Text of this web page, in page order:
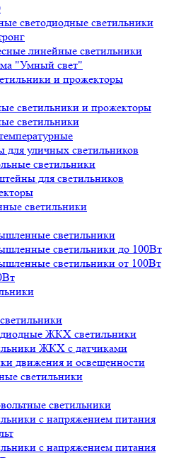
светодиодные светильники
линейные светильники
"Умный свет"
и прожекторы
светильники и прожекторы
светильники
для уличных светильников
светильники
для светильников
светильники
светильники
светильники до 100Вт
светильники от 100Вт
ЖКХ светильники
ЖКХ с датчиками
движения и освещенности
светильники
светильники
с напряжением питания
с напряжением питания